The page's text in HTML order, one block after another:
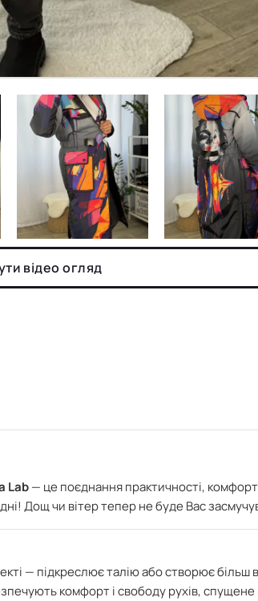
відео огляд
Lab— це поєднання практичності,
Дощ чи вітер тепер не буде Вас
— підкреслює талію або створює більш
комфорт і свободу рухів, спущене